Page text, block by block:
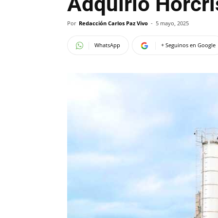
Por Redacción Carlos Paz Vivo - 5 mayo, 2025
WhatsApp + Seguinos en Google